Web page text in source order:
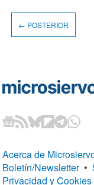
← POSTERIOR
Acerca de
Boletín/Newsletter •
Privacidad y Cookies